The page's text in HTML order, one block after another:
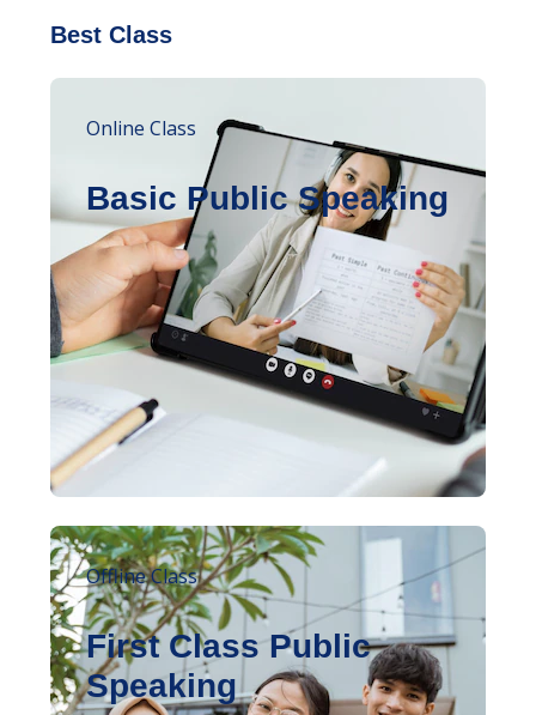
Best Class
Online Class
Basic Public Speaking
Offline Class
First Class Public
Speaking